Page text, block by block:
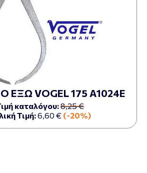
VOGEL 175 Α1024Ε
καταλόγου:8,25 €
Τιμή:6,60 € (-20%)